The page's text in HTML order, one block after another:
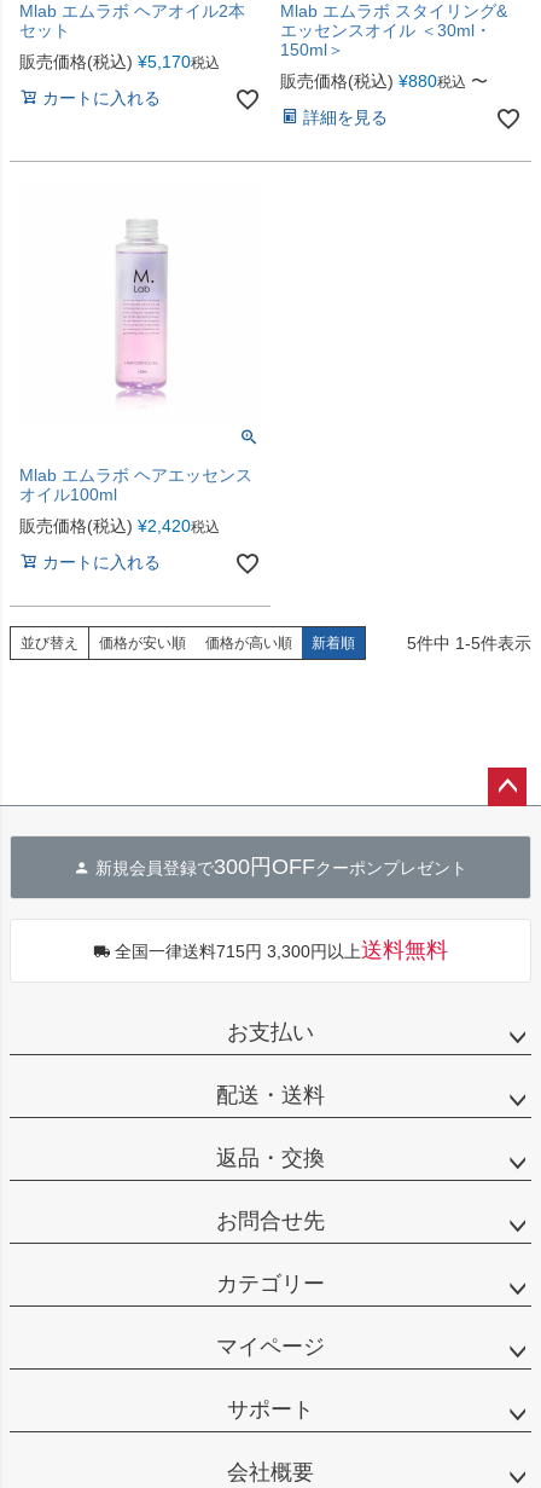
Mlab エムラボ ヘアオイル2本
セット
販売価格(税込) ¥5,170税込
カートに入れる
Mlab エムラボ スタイリング&
エッセンスオイル ＜30ml・
150ml＞
販売価格(税込) ¥880税込 〜
詳細を見る
Mlab エムラボ ヘアエッセンス
オイル100ml
販売価格(税込) ¥2,420税込
カートに入れる
並び替え 価格が安い順 価格が高い順 新着順 5件中 1-5件表示
へ
新規会員登録で300円OFFクーポンプレゼント
全国一律送料715円 3,300円以上送料無料
お支払い
配送・送料
返品・交換
お問合せ先
カテゴリー
マイページ
サポート
会社概要